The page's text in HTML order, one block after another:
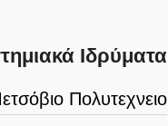
Ιδρύματα
Πολυτεχνειο